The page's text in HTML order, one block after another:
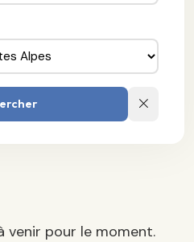
venir pour le moment.